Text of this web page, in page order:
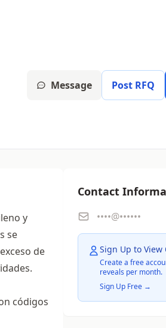
Message Post RFQ
y
se
de
códigos
Contact
••••@••••••
Sign Up to View
Create a free
reveals per month.
Sign Up Free →